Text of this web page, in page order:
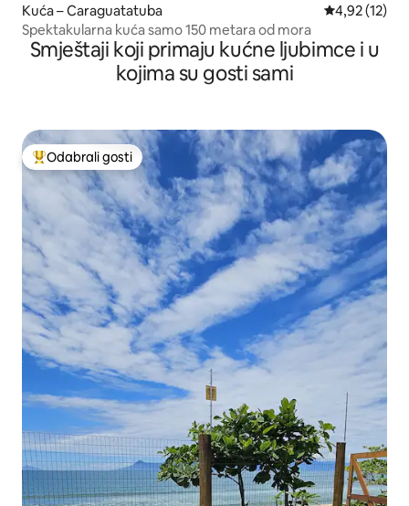
Kuća – Caraguatatuba Prosječna
4,92 (12)
Spektakularna kuća samo 150 metara od mora
Smještaji koji primaju kućne ljubimce i u
kojima su gosti sami
Među najviše rangiranima s oznakom „Odabrali gosti”
Odabrali gosti